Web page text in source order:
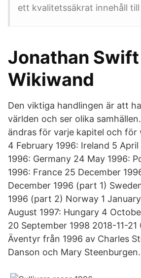
ett kvalitetssäkrat innehåll
Jonathan
Wikiwand
Den viktiga handlingen är att
världen och ser olika
ändras för varje kapitel och för
4 February 1996: Ireland 5 April
1996: Germany 24 May 1996:
1996: France 25 December
December 1996 (part 1)
1996 (part 2) Norway 1
August 1997: Hungary 4
20 September 1998 2018-11-21
Äventyr från 1996 av Charles
Danson och Mary Steenburgen.